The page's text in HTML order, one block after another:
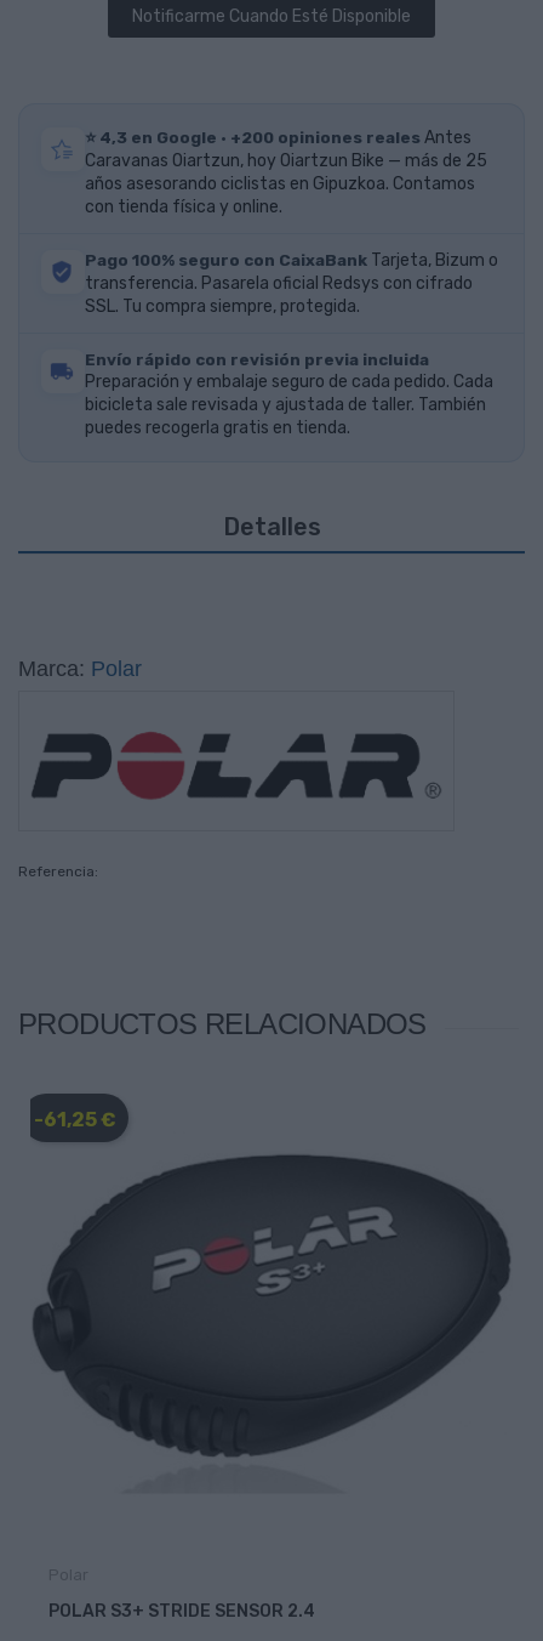
Notificarme Cuando Esté Disponible
⭐ 4,3 en Google · +200 opiniones reales Antes
Caravanas Oiartzun, hoy Oiartzun Bike — más de 25
años asesorando ciclistas en Gipuzkoa. Contamos
con tienda física y online.
Pago 100% seguro con CaixaBank Tarjeta, Bizum o
transferencia. Pasarela oficial Redsys con cifrado
SSL. Tu compra siempre, protegida.
Envío rápido con revisión previa incluida
Preparación y embalaje seguro de cada pedido. Cada
bicicleta sale revisada y ajustada de taller. También
puedes recogerla gratis en tienda.
Detalles
Marca: Polar
Referencia:
PRODUCTOS RELACIONADOS
-61,25 €
POLAR S3+ STRIDE SENSOR 2.4